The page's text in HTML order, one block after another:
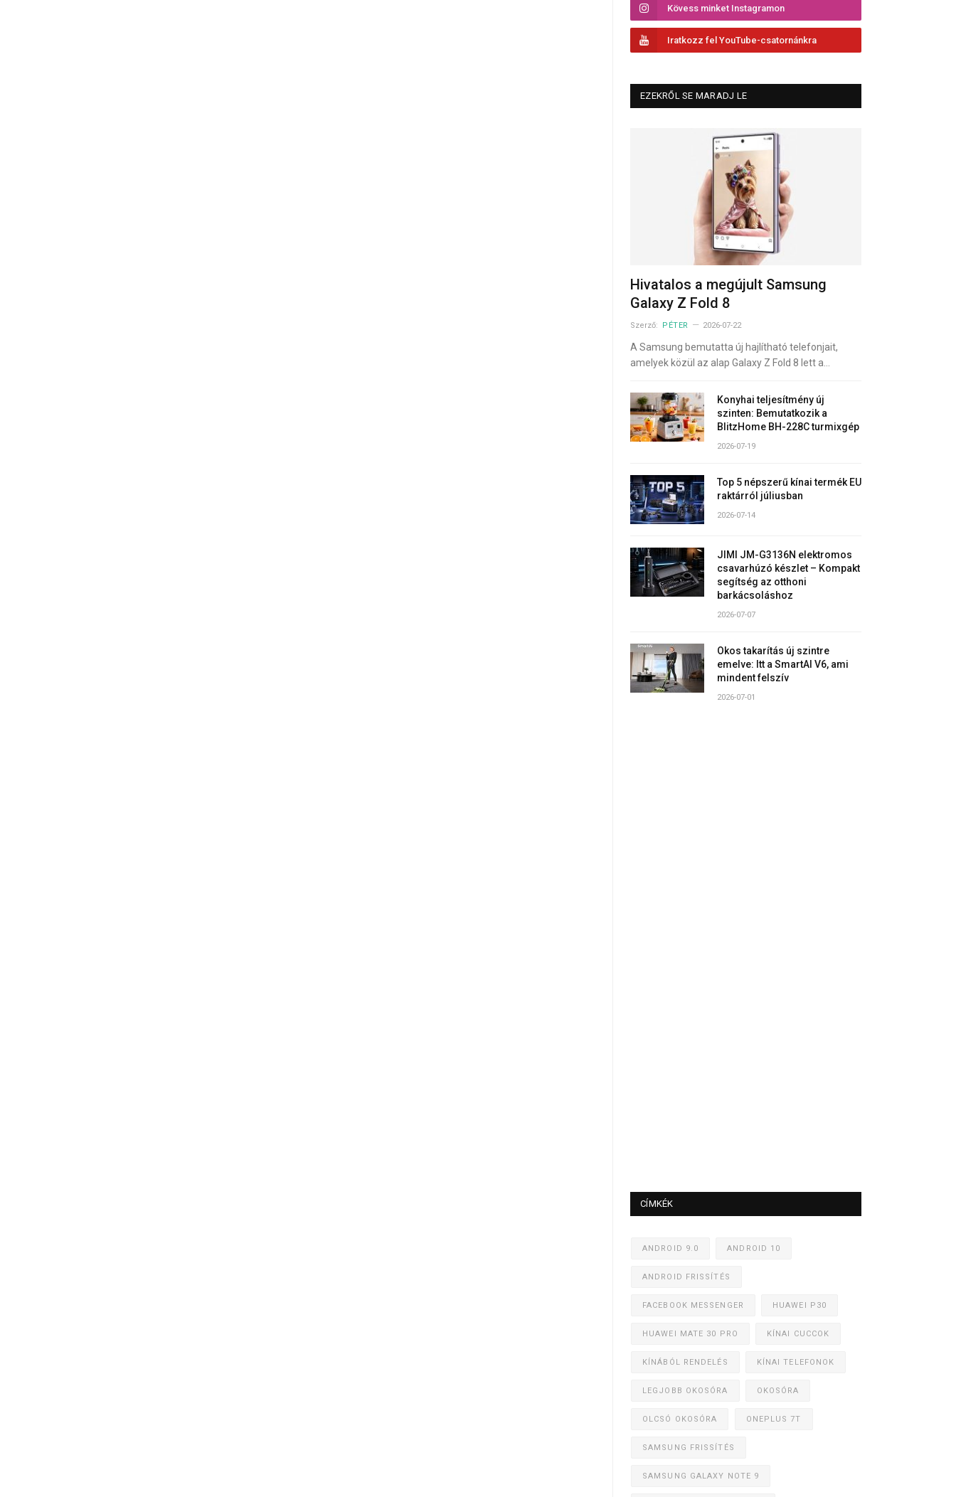
Kövess minket Instagramon
Iratkozz fel YouTube-csatornánkra
EZEKRŐL SE MARADJ LE
Hivatalos a megújult Samsung
Galaxy Z Fold 8
Szerző: PÉTER 2026-07-22
A Samsung bemutatta új hajlítható telefonjait,
amelyek közül az alap Galaxy Z Fold 8 lett a…
Konyhai teljesítmény új
szinten: Bemutatkozik a
BlitzHome BH-228C turmixgép
2026-07-19
Top 5 népszerű kínai termék EU
raktárról júliusban
2026-07-14
JIMI JM-G3136N elektromos
csavarhúzó készlet – Kompakt
segítség az otthoni
barkácsoláshoz
2026-07-07
Okos takarítás új szintre
emelve: Itt a SmartAI V6, ami
mindent felszív
2026-07-01
CÍMKÉK
ANDROID 9.0 ANDROID 10
ANDROID FRISSÍTÉS
FACEBOOK MESSENGER HUAWEI P30
HUAWEI MATE 30 PRO KÍNAI CUCCOK
KÍNÁBÓL RENDELÉS KÍNAI TELEFONOK
LEGJOBB OKOSÓRA OKOSÓRA
OLCSÓ OKOSÓRA ONEPLUS 7T
SAMSUNG FRISSÍTÉS
SAMSUNG GALAXY NOTE 9